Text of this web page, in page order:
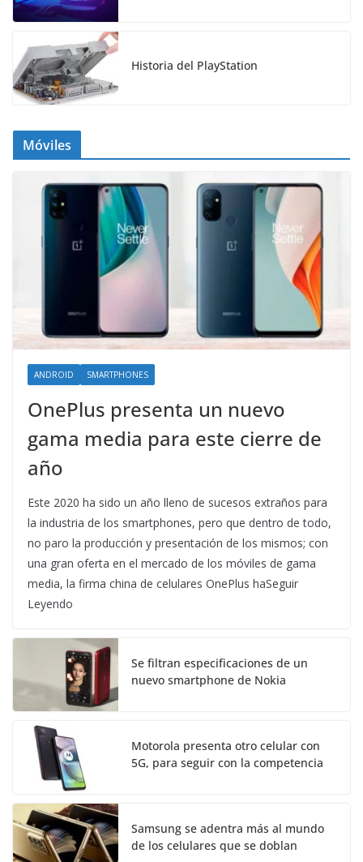
Historia del PlayStation
Móviles
ANDROID SMARTPHONES
OnePlus presenta un nuevo
gama media para este cierre de
año
Este 2020 ha sido un año lleno de sucesos extraños para
la industria de los smartphones, pero que dentro de todo,
no paro la producción y presentación de los mismos; con
una gran oferta en el mercado de los móviles de gama
media, la firma china de celulares OnePlus haSeguir
Leyendo
Se filtran especificaciones de un
nuevo smartphone de Nokia
Motorola presenta otro celular con
5G, para seguir con la competencia
Samsung se adentra más al mundo
de los celulares que se doblan